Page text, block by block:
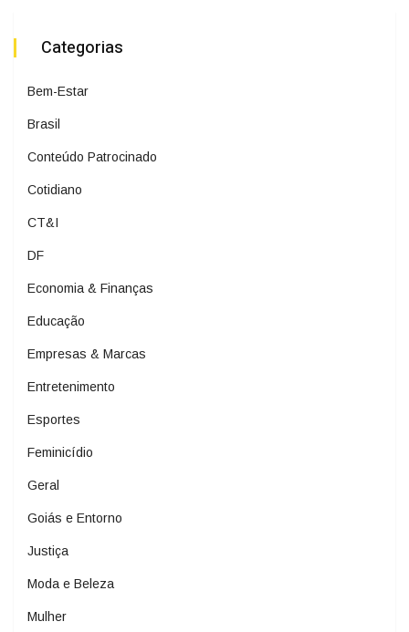
Categorias
Bem-Estar
Brasil
Conteúdo Patrocinado
Cotidiano
CT&I
DF
Economia & Finanças
Educação
Empresas & Marcas
Entretenimento
Esportes
Feminicídio
Geral
Goiás e Entorno
Justiça
Moda e Beleza
Mulher